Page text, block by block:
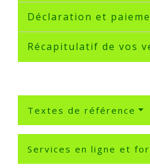
Déclaration et
Récapitulatif de vos
Textes de référence
Services en ligne et